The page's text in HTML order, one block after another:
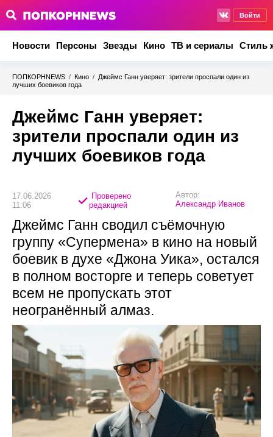
Войти
Новости Персоны Звезды Кино ТВ и сериалы Стиль
ПОПКОРНNEWS / Кино / Джеймс Ганн уверяет: зрители проспали один из
лучших боевиков года
Джеймс Ганн уверяет:
зрители проспали один из
лучших боевиков года
17.06.2026
11:06
Проверено
редакцией
Автор:
Александр Иванов
Джеймс Ганн сводил съёмочную
группу «Супермена» в кино на новый
боевик в духе «Джона Уика», остался
в полном восторге и теперь советует
всем не пропускать этот
неогранённый алмаз.